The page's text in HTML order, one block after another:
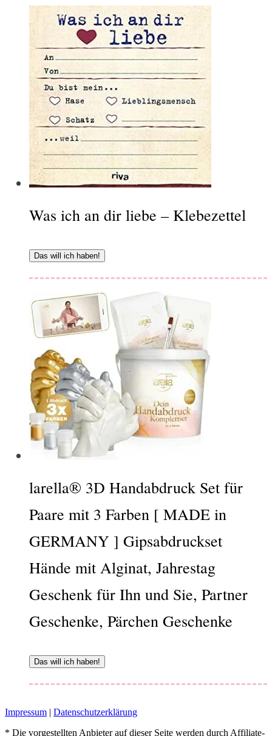
Was ich an dir liebe – Klebezettel
Das will ich haben!
larella® 3D Handabdruck Set für
Paare mit 3 Farben [ MADE in
GERMANY ] Gipsabdruckset
Hände mit Alginat, Jahrestag
Geschenk für Ihn und Sie, Partner
Geschenke, Pärchen Geschenke
Das will ich haben!
Impressum | Datenschutzerklärung
* Die vorgestellten Anbieter auf dieser Seite werden durch Affiliate-